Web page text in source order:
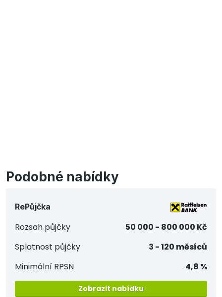
Podobné nabídky
RePůjčka
Rozsah půjčky
50 000 - 800 000 Kč
Splatnost půjčky
3 - 120 měsíců
Minimální RPSN
4,8 %
Zobrazit nabídku